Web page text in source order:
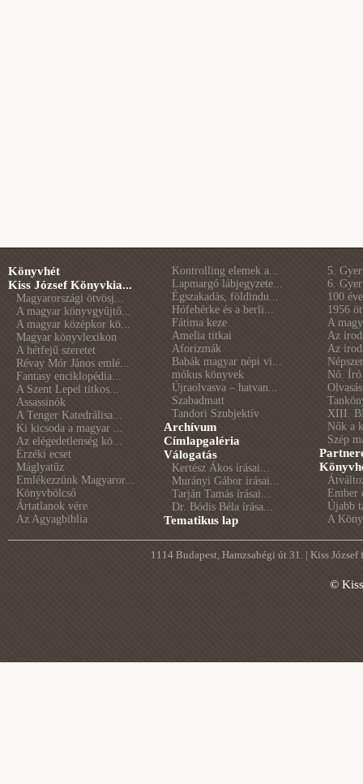
Könyvhét
Kiss József Könyvkia...
Magyarországi ötvösj...
A magyar könyvgyűjtő...
A magyar középkor kö...
Magyar könyvlexikon
A hétfejű szeretet
Révay Mór János emlé...
Fantasy enciklopédia...
A Szent Lepel titkos...
Assassinók
A Tenger Katedrálisa...
Ki kicsoda a magyar ...
Az elégedetlenség kö...
Érzéki ecset
Máglyatűz
Emlékezzünk Magyaror...
Könyvbölcső
Ártatlanok vére
Az Agyagbiblia
Kontrolling elemek a...
Lapmargó lábjegyzete...
Égszakadás, földindu...
Hófehérke és a berli...
Fátima keze
Amelia titkai
Aforizmák
Babák magyar népi vi...
mókus könyvek
Újraolvasva – hatvan...
Szabadmatt
Tandori Szubjektív
Archívum
Címlapgaléria
Válogatás
Kertész Ákos írásai...
Murányi Gábor írásai...
Tarján Tamás írásai...
Dr. Bódis Béla írása...
Tematikus lap
5.
6.
100
1956
A
Az
Az
Nő.
XIII.
Nők a
Szép
Ember
Újabb
A
1114 Budapest, Hamzsabégi út 31. | Kiss
©